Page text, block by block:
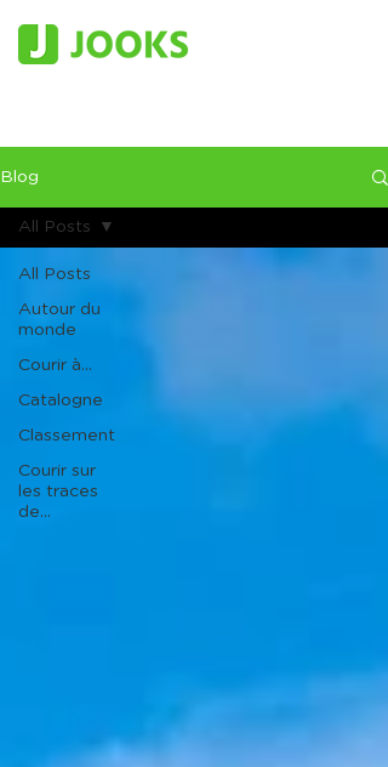
Blog
All Posts
Autour du
monde
Courir à...
Catalogne
Classement
Courir sur
les traces
de...
All Posts